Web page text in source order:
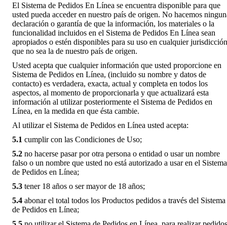
El Sistema de Pedidos En Línea se encuentra disponible para que
usted pueda acceder en nuestro país de origen. No hacemos
declaración o garantía de que la información, los materiales o la
funcionalidad incluidos en el Sistema de Pedidos En Línea sean
apropiados o estén disponibles para su uso en cualquier jurisdicción
que no sea la de nuestro país de origen.
Usted acepta que cualquier información que usted proporcione en
Sistema de Pedidos en Línea, (incluido su nombre y datos de
contacto) es verdadera, exacta, actual y completa en todos los
aspectos, al momento de proporcionarla y que actualizará esta
información al utilizar posteriormente el Sistema de Pedidos en
Línea, en la medida en que ésta cambie.
Al utilizar el Sistema de Pedidos en Línea usted acepta:
5.1 cumplir con las Condiciones de Uso;
5.2 no hacerse pasar por otra persona o entidad o usar un nombre
falso o un nombre que usted no está autorizado a usar en el Sistema
de Pedidos en Línea;
5.3 tener 18 años o ser mayor de 18 años;
5.4 abonar el total todos los Productos pedidos a través del Sistema
de Pedidos en Línea;